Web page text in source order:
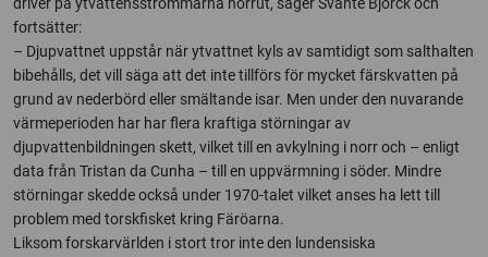
fortsätter:
– Djupvattnet uppstår när ytvattnet kyls av samtidigt som salthalten
bibehålls, det vill säga att det inte tillförs för mycket färskvatten på
grund av nederbörd eller smältande isar. Men under den nuvarande
värmeperioden har har flera kraftiga störningar av
djupvattenbildningen skett, vilket till en avkylning i norr och – enligt
data från Tristan da Cunha – till en uppvärmning i söder. Mindre
störningar skedde också under 1970-talet vilket anses ha lett till
problem med torskfisket kring Färöarna.
Liksom forskarvärlden i stort tror inte den lundensiska